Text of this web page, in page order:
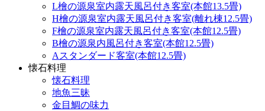
L檜の源泉室内露天風呂付き客室(本館13.5畳)
H檜の源泉室内露天風呂付き客室(離れ棟12.5畳)
F檜の源泉室内露天風呂付き客室(本館12.5畳)
B檜の源泉内風呂付き客室(本館12.5畳)
Aスタンダード客室(本館12.5畳)
懐石料理
懐石料理
地魚三昧
金目鯛の味力